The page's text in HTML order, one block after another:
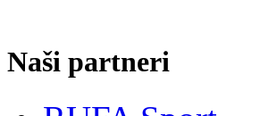
Naši partneri